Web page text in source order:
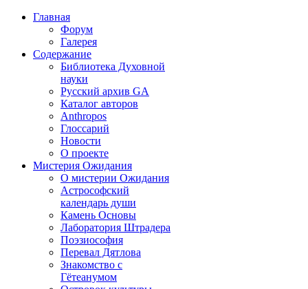
Главная
Форум
Галерея
Содержание
Библиотека Духовной
науки
Русский архив GA
Каталог авторов
Anthropos
Глоссарий
Новости
О проекте
Мистерия Ожидания
О мистерии Ожидания
Астрософский
календарь души
Камень Основы
Лаборатория Штрадера
Поэзиософия
Перевал Дятлова
Знакомство с
Гётеанумом